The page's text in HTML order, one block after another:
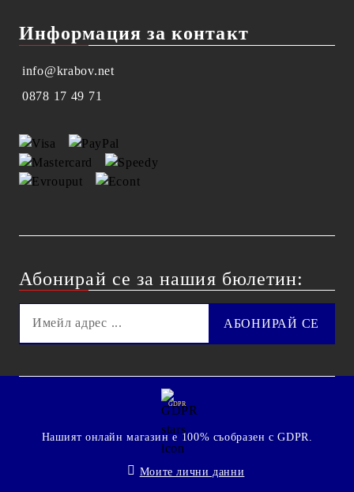
Информация за контакт
info@krabov.net
0878 17 49 71
Абонирай се за нашия бюлетин:
GDPR
Нашият онлайн магазин е 100% съобразен с GDPR.
Моите лични данни